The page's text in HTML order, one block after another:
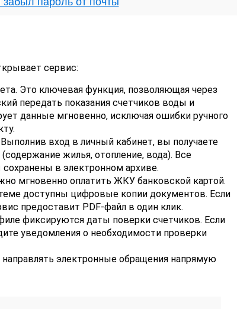
сервис:
Это ключевая функция, позволяющая через
передать показания счетчиков воды и
данные мгновенно, исключая ошибки ручного
вход в личный кабинет, вы получаете
жилья, отопление, вода). Все
в электронном архиве.
мгновенно оплатить ЖКУ банковской картой.
доступны цифровые копии документов. Если
предоставит PDF-файл в один клик.
фиксируются даты поверки счетчиков. Если
уведомления о необходимости проверки
электронные обращения напрямую